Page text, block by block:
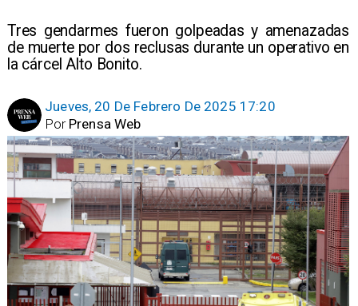
Tres gendarmes fueron golpeadas y amenazadas
de muerte por dos reclusas durante un operativo en
la cárcel Alto Bonito.
Jueves, 20 De Febrero De 2025 17:20
Prensa Web
Por